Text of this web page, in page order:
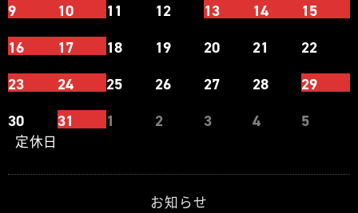
9
10 11 12 13 14
15
16
17 18 19 20 21
22
23
24 25 26 27 28
29
30
31 1 2 3 4 5
定休日
お知らせ